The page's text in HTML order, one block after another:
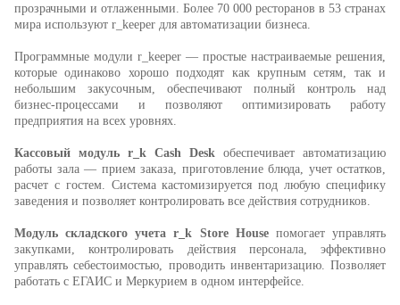
прозрачными и отлаженными. Более 70 000 ресторанов в 53 странах
мира используют r_keeper для автоматизации бизнеса.
Программные модули r_keeper — простые настраиваемые решения,
которые одинаково хорошо подходят как крупным сетям, так и
небольшим закусочным, обеспечивают полный контроль над
бизнес-процессами и позволяют оптимизировать работу
предприятия на всех уровнях.
Кассовый модуль r_k Cash Desk обеспечивает автоматизацию
работы зала — прием заказа, приготовление блюда, учет остатков,
расчет с гостем. Система кастомизируется под любую специфику
заведения и позволяет контролировать все действия сотрудников.
Модуль складского учета r_k Store House помогает управлять
закупками, контролировать действия персонала, эффективно
управлять себестоимостью
проводить инвентаризацию. Позволяет
работать с ЕГАИС и Меркурием в одном интерфейсе.